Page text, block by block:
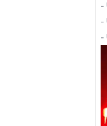
-
-
-